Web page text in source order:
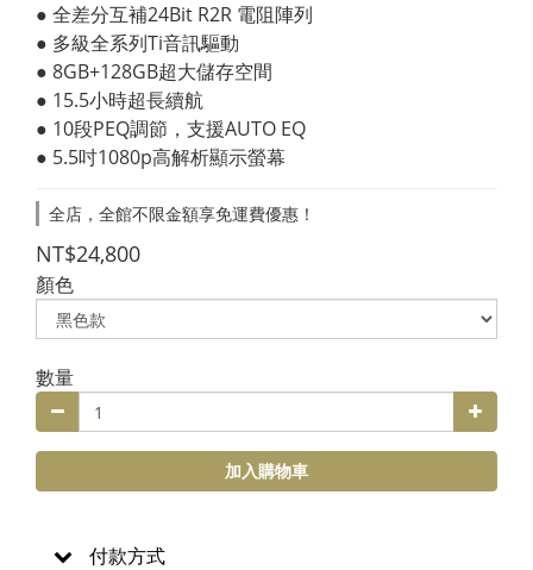
● 全差分互補24Bit R2R 電阻陣列
● 多級全系列Ti音訊驅動
● 8GB+128GB超大儲存空間
● 15.5小時超長續航
● 10段PEQ調節，支援AUTO EQ
● 5.5吋1080p高解析顯示螢幕
全店，全館不限金額享免運費優惠！
NT$24,800
顏色
數量
加入購物車
付款方式